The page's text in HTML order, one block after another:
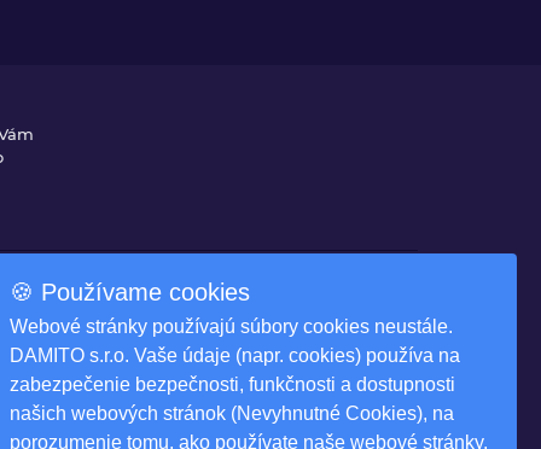
🍪 Používame cookies
Webové stránky používajú súbory cookies neustále.
DAMITO s.r.o. Vaše údaje (napr. cookies) používa na
zabezpečenie bezpečnosti, funkčnosti a dostupnosti
našich webových stránok (Nevyhnutné Cookies), na
porozumenie tomu, ako používate naše webové stránky,
Na stiahnutie
Produktové katalógy